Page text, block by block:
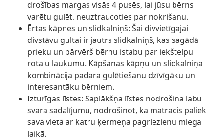
drošības margas visās 4 pusēs, lai jūsu bērns
varētu gulēt, neuztraucoties par nokrišanu.
Ērtas kāpnes un slidkalniņš: Šai divvietīgajai
divstāvu gultai ir jautrs slidkalniņš, kas sagādā
prieku un pārvērš bērnu istabu par iekštelpu
rotaļu laukumu. Kāpšanas kāpņu un slidkalniņa
kombinācija padara gulētiešanu dzīvīgāku un
interesantāku bērniem.
Izturīgas līstes: Saplākšņa līstes nodrošina labu
svara sadalījumu, nodrošinot, ka matracis paliek
savā vietā ar katru ķermeņa pagriezienu miega
laikā.